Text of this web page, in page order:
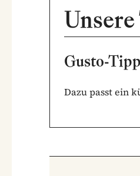
Gusto-Tipp
Dazu passt ein